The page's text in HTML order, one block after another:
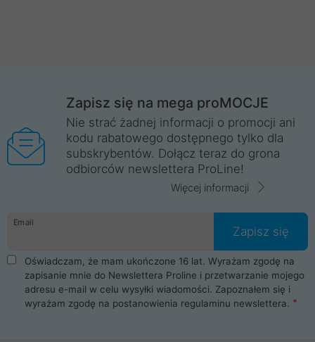
Zapisz się na mega proMOCJE
Nie strać żadnej informacji o promocji ani
kodu rabatowego dostępnego tylko dla
subskrybentów. Dołącz teraz do grona
odbiorców newslettera ProLine!
Więcej informacji
Email
Zapisz się
Oświadczam, że mam ukończone 16 lat. Wyrażam zgodę na
zapisanie mnie do Newslettera Proline i przetwarzanie mojego
adresu e-mail w celu wysyłki wiadomości. Zapoznałem się i
wyrażam zgodę na postanowienia regulaminu newslettera.